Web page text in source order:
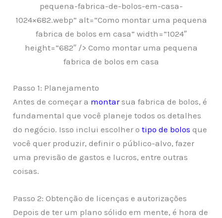
pequena-fabrica-de-bolos-em-casa-
1024×682.webp” alt=”Como montar uma pequena
fabrica de bolos em casa” width=”1024″
height=”682″ /> Como montar uma pequena
fabrica de bolos em casa
Passo 1: Planejamento
Antes de começar a montarsua fabrica de bolos, é
fundamental que você planeje todos os detalhes
do negócio. Isso inclui escolher otipo de bolos que
você quer produzir, definir o público-alvo, fazer
uma previsão de gastos e lucros, entre outras
coisas.
Passo 2: Obtenção de licenças e autorizações
Depois de ter um plano sólido em mente, é hora de